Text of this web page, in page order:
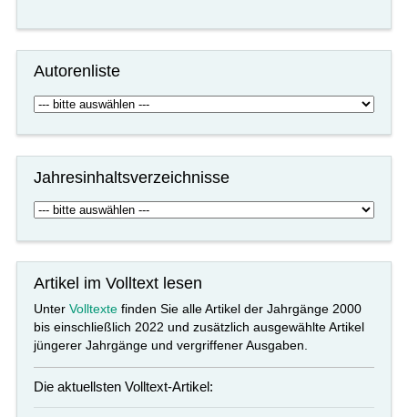
Autorenliste
Jahresinhaltsverzeichnisse
Artikel im Volltext lesen
UnterVolltexte finden Sie alle Artikel der Jahrgänge 2000
bis einschließlich 2022 und zusätzlich ausgewählte Artikel
jüngerer Jahrgänge und vergriffener Ausgaben.
Die aktuellsten Volltext-Artikel: